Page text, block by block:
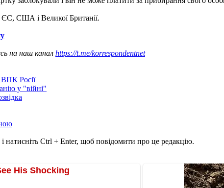
ЄС, США і Великої Британії.
на наш канал https://t.me/korrespondentnet
ВПК Росії
у "війні"
натисніть Ctrl + Enter, щоб повідомити про це редакцію.